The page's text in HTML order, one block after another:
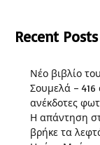
Recent Posts
Νέο βιβλίο
Σουμελά – 416
ανέκδοτες
Η απάντηση
βρήκε τα